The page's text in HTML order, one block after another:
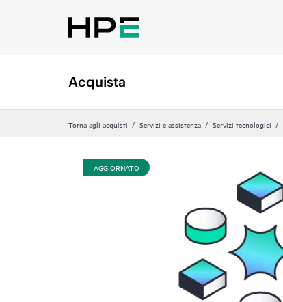
Acquista
Torna agli acquisti Servizi e assistenza Servizi tecnologici
AGGIORNATO